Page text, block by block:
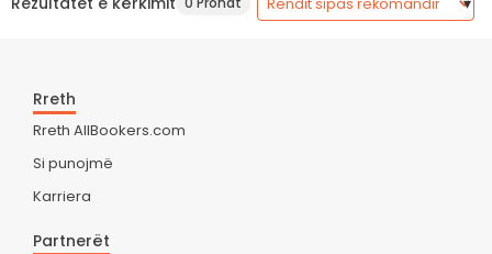
Rreth
Rreth AllBookers.com
Si punojmë
Karriera
Partnerët